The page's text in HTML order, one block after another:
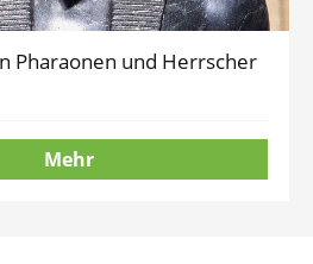
Pharaonen und Herrscher
Mehr